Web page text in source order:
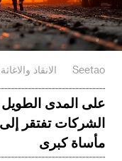
Seetao الانقاذ والاغاثة
على المدى الطويل
الشركات تفتقر إلى
مأساة كبرى